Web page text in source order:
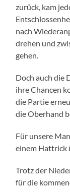
zurück, kam
nach
drehen und
gehen.
Doch auch die
ihre Chancen
die Partie
die Oberhand
Für unsere
einem Hattrick
Trotz der
für die